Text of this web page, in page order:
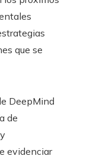
que se
DeepMind
de
evidenciar